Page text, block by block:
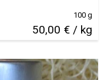
50,00 € / kg
100 g